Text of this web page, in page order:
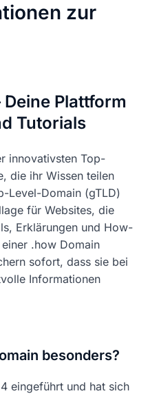
zur
Plattform
Tutorials
innovativsten Top-
die ihr Wissen teilen
Level-Domain (gTLD)
für Websites, die
Erklärungen und How-
.how Domain
sofort, dass sie bei
Informationen
besonders?
eingeführt und hat sich